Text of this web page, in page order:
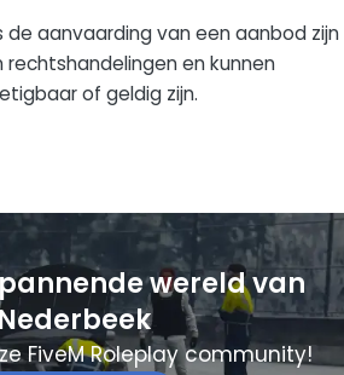
de aanvaarding van een aanbod zijn
en kunnen
of geldig zijn.
wereld van
FiveM Roleplay community!